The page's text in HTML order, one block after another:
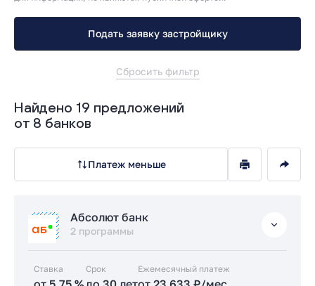
Подать заявку застройщику
Сбросить фильтр
Найдено 19 предложений
от 8 банков
Платеж меньше
Абсолют банк
2 программы
Ставка Срок Ежемесячный платеж